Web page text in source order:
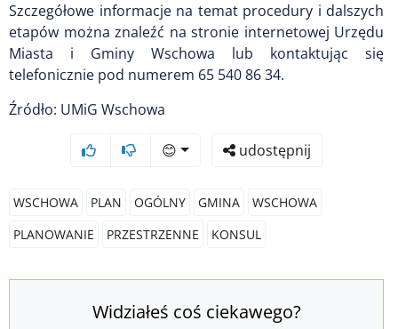
Szczegółowe informacje na temat procedury i dalszych
etapów można znaleźć na stronie internetowej Urzędu
Miasta i Gminy Wschowa lub kontaktując się
telefonicznie pod numerem 65 540 86 34.
Źródło: UMiG Wschowa
😊 udostępnij
WSCHOWA PLAN OGÓLNY GMINA
WSCHOWA
PLANOWANIE
PRZESTRZENNE KONSUL
Widziałeś coś ciekawego?